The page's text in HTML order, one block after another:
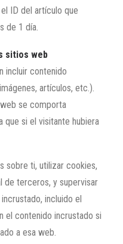
ID del artículo que
de 1 día.
sitios web
incluir contenido
artículos, etc.).
se comporta
que si el visitante hubiera
sobre ti, utilizar cookies,
de terceros, y supervisar
incluido el
el contenido incrustado si
a esa web.